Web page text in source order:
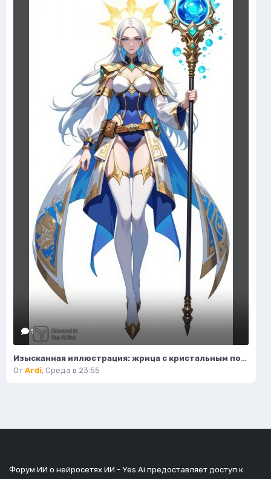
1
Изысканная иллюстрация: жрица с кристальным посохом и волшебным светом. Нейронная сеть Flux.1
От Ardi, Среда в 23:55
Форум ИИ о нейросетях ИИ - Yes Ai предоставляет доступ к